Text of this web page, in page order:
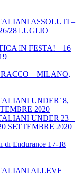
ASSOLUTI –
28 LUGLIO
IN FESTA! – 16
– MILANO,
UNDER18,
2020
UNDER 23 –
SETTEMBRE 2020
di Endurance 17-18
ALLEVE